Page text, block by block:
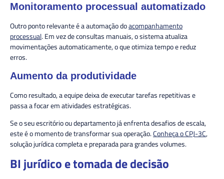
Monitoramento processual automatizado
Outro ponto relevante é a automação doacompanhamento
processual. Em vez de consultas manuais, o sistema atualiza
movimentações automaticamente, o que otimiza tempo e reduz
erros.
Aumento da produtividade
Como resultado, a equipe deixa de executar tarefas repetitivas e
passa a focar em atividades estratégicas.
Se o seu escritório ou departamento já enfrenta desafios de escala,
este é o momento de transformar sua operação.Conheça o CPJ-3C,
solução jurídica completa e preparada para grandes volumes.
BI jurídico e tomada de decisão